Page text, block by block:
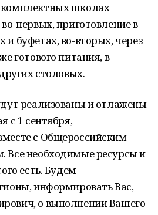
школах
первых, приготовление в
буфетах, во-вторых, через
готового питания, в-
столовых.
реализованы и отлажены
с 1 сентября,
с Общероссийским
необходимые ресурсы и
есть. Будем
информировать Вас,
о выполнении Вашего